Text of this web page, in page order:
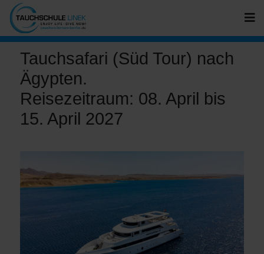
Tauchsafari (Süd Tour) nach
Ägypten.
Reisezeitraum: 08. April bis
15. April 2027